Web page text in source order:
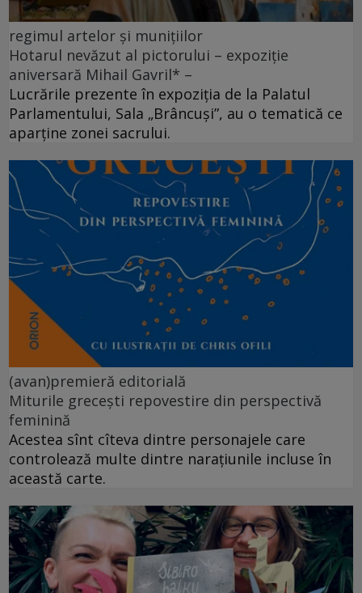
regimul artelor și munițiilor
Hotarul nevăzut al pictorului – expoziție
aniversară Mihail Gavril* –
Lucrările prezente în expoziția de la Palatul
Parlamentului, Sala „Brâncuși”, au o tematică ce
aparține zonei sacrului.
(avan)premieră editorială
Miturile grecești repovestire din perspectivă
feminină
Acestea sînt cîteva dintre personajele care
controlează multe dintre narațiunile incluse în
această carte.